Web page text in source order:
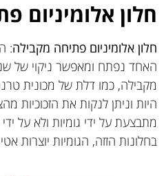
חלון אלומיניום
חלון אלומיניום פתיחה מקבילה:
האחד נפתח ומאפשר ניקוי של
מקבילה, כמו דלת של מכונית
היות וניתן לנקות את הזכוכיות
מתבצעת על ידי גומיות ולא על
בחלונות הזזה, הגומיות יוצרות